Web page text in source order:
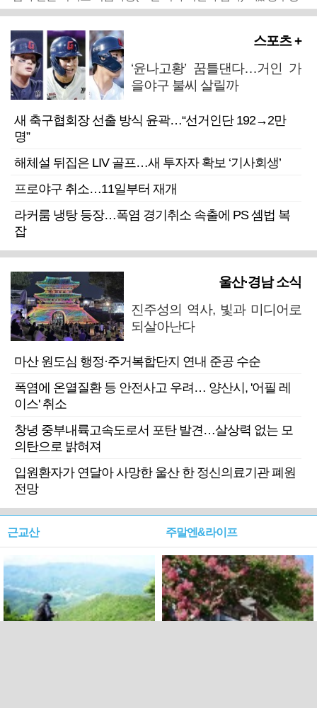
스포츠 +
‘윤나고황’ 꿈틀댄다…거인 가
을야구 불씨 살릴까
새 축구협회장 선출 방식 윤곽…“선거인단 192→2만
명”
해체설 뒤집은 LIV 골프…새 투자자 확보 ‘기사회생’
프로야구 취소…11일부터 재개
라커룸 냉탕 등장…폭염 경기취소 속출에 PS 셈법 복
잡
울산·경남 소식
진주성의 역사, 빛과 미디어로
되살아난다
마산 원도심 행정·주거복합단지 연내 준공 수순
폭염에 온열질환 등 안전사고 우려… 양산시, '어필 레
이스' 취소
창녕 중부내륙고속도로서 포탄 발견…살상력 없는 모
의탄으로 밝혀져
입원환자가 연달아 사망한 울산 한 정신의료기관 폐원
전망
근교산 주말엔&라이프